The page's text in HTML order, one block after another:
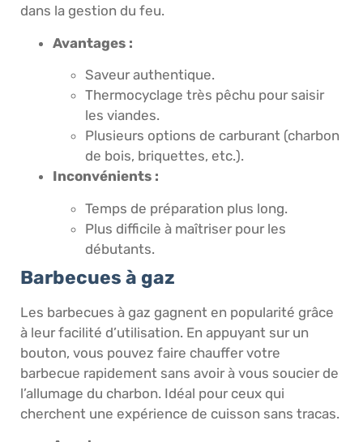
dans la gestion du feu.
Avantages :
Saveur authentique.
Thermocyclage très pêchu pour saisir
les viandes.
Plusieurs options de carburant (charbon
de bois, briquettes, etc.).
Inconvénients :
Temps de préparation plus long.
Plus difficile à maîtriser pour les
débutants.
Barbecues à gaz
Les barbecues à gaz gagnent en popularité grâce
à leur facilité d’utilisation. En appuyant sur un
bouton, vous pouvez faire chauffer votre
barbecue rapidement sans avoir à vous soucier de
l’allumage du charbon. Idéal pour ceux qui
cherchent une expérience de cuisson sans tracas.